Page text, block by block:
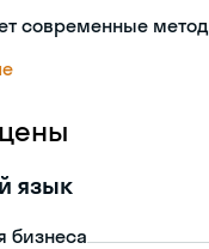
современные
язык
бизнеса